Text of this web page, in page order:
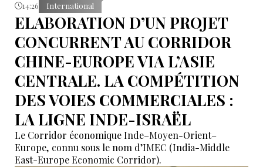
14:26 International
ELABORATION D’UN PROJET
CONCURRENT AU CORRIDOR
CHINE-EUROPE VIA L’ASIE
CENTRALE. LA COMPÉTITION
DES VOIES COMMERCIALES :
LA LIGNE INDE-ISRAËL
Le Corridor économique Inde–Moyen-Orient–
Europe, connu sous le nom d’IMEC (India-Middle
East-Europe Economic Corridor).